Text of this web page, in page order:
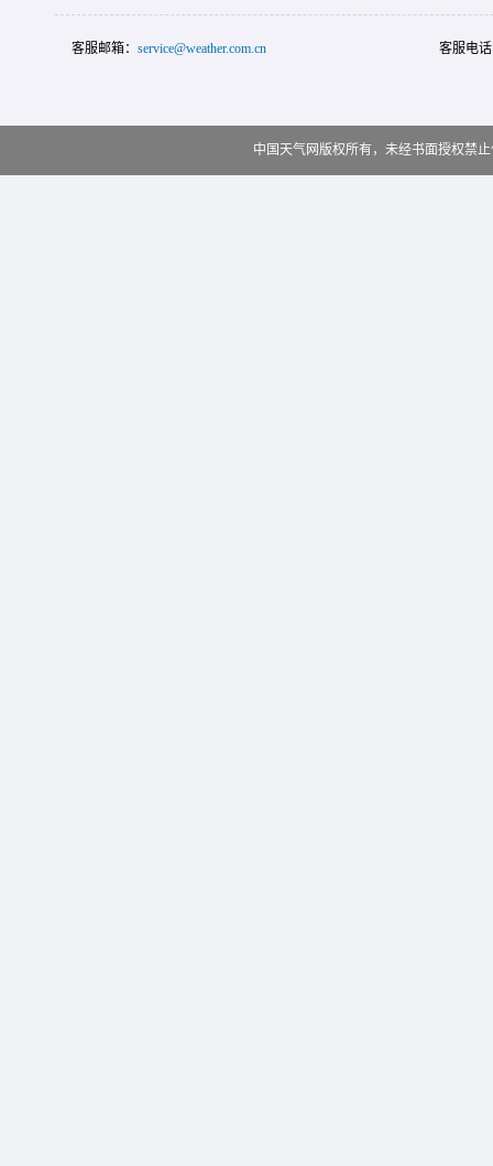
客服邮箱： service@weather.com.cn 客服电
中国天气网版权所有，未经书面授权